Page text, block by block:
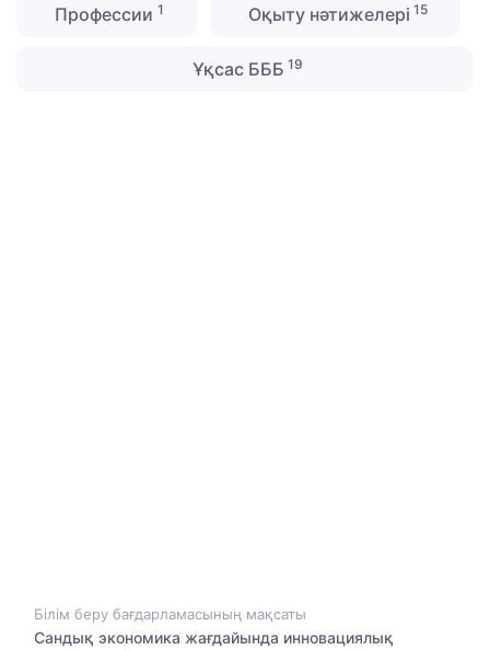
Профессии 1 Оқыту нәтижелері 15
Ұқсас БББ 19
Білім беру бағдарламасының мақсаты
Сандық экономика жағдайында инновациялық